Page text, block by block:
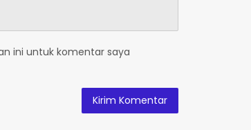
ini untuk komentar saya